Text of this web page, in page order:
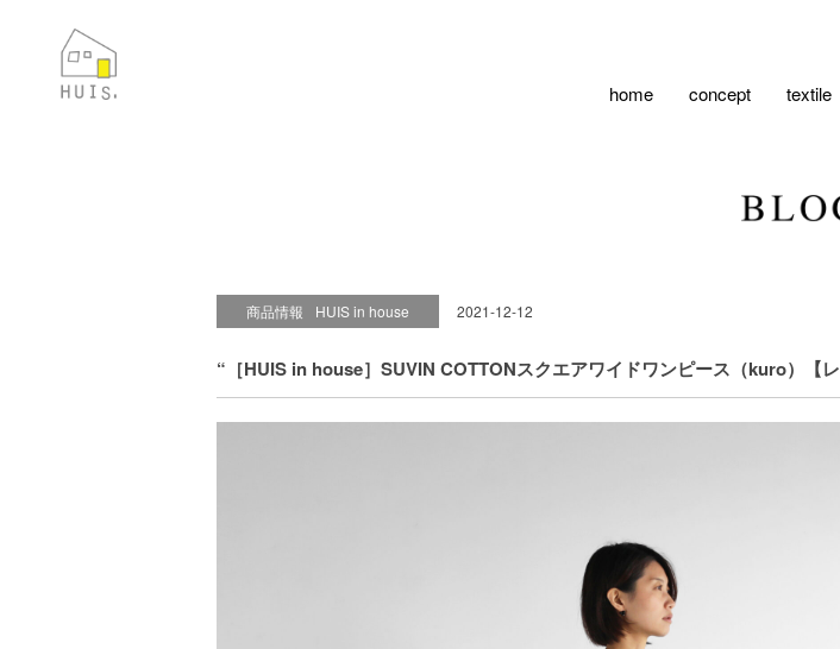
home concept textile
商品情報 HUIS in house 2021-12-12
“［HUIS in house］SUVIN COTTONスクエアワイドワンピース（kuro）【